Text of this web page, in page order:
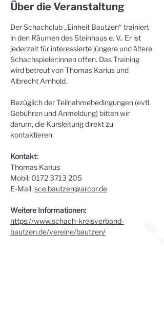
Über die Veranstaltung
Der Schachclub „Einheit Bautzen“ trainiert
in den Räumen des Steinhaus e. V.. Er ist
jederzeit für interessierte jüngere und ältere
Schachspieler:innen offen. Das Training
wird betreut von Thomas Karius und
Albrecht Arnhold.
Bezüglich der Teilnahmebedingungen (evtl.
Gebühren und Anmeldung) bitten wir
darum, die Kursleitung direkt zu
kontaktieren.
Kontakt:
Thomas Karius
Mobil: 0172 3713 205
E-Mail: sce.bautzen@arcor.de
Weitere Informationen:
https://www.schach-kreisverband-
bautzen.de/vereine/bautzen/